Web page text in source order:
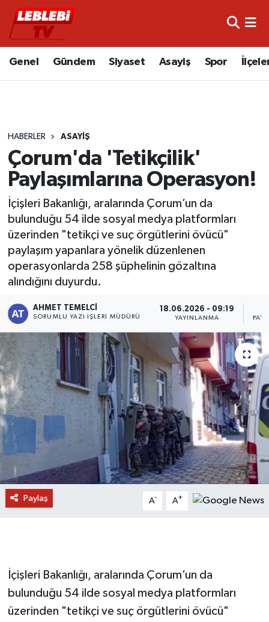
Genel Gündem Siyaset Asayiş Spor
HABERLER ASAYIŞ
Çorum'da 'Tetikçilik'
Paylaşımlarına Operasyon!
İçişleri Bakanlığı, aralarında Çorum’un da
bulunduğu 54 ilde sosyal medya platformları
üzerinden "tetikçi ve suç örgütlerini övücü"
paylaşım yapanlara yönelik düzenlenen
operasyonlarda 258 şüphelinin gözaltına
alındığını duyurdu.
AHMET TEMELCI
SORUMLU YAZI İŞLERI MÜDÜRÜ
18.06.2026 - 09:19
YAYINLANMA
Paylaş A- A+
İçişleri Bakanlığı, aralarında Çorum’un da
bulunduğu 54 ilde sosyal medya platformları
üzerinden "tetikçi ve suç örgütlerini övücü"
Hava Durumu
Süper Lig Puan Durumu ve Fikstür
Tüm Manşetler
Son Dakika Haberleri
Haber Arşivi